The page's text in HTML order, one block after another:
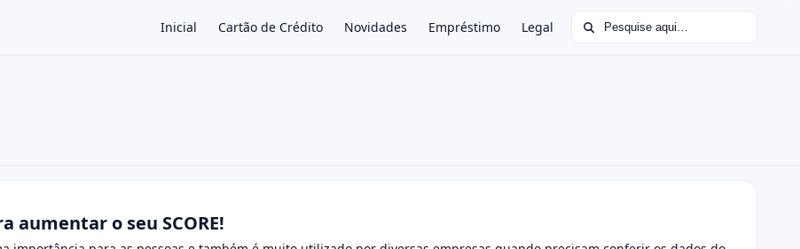
Inicial Cartão de Crédito Novidades Empréstimo Legal Buscar por:
aumentar o seu SCORE!